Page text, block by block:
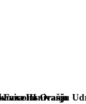
o osnivanju
Faza IIIna Orašju
Faza II